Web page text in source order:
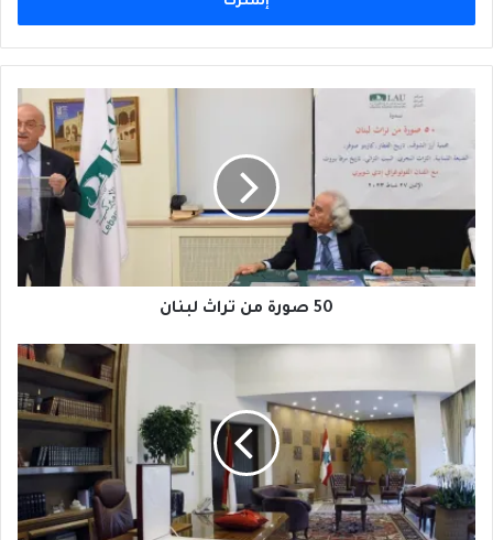
50 صورة من تراث لبنان
لماذا
يَصعُبُ
انتخابُ
رئيسٍ
جديدٍ
في
لبنان؟